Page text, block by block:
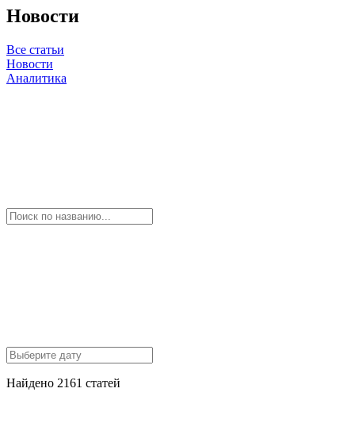
Новости
Все статьи
Новости
Аналитика
Найдено 2161 статей